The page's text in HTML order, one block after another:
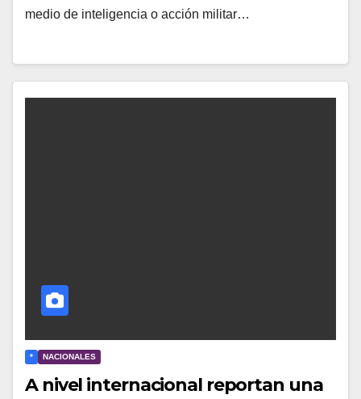
medio de inteligencia o acción militar…
* NACIONALES
A nivel internacional reportan una